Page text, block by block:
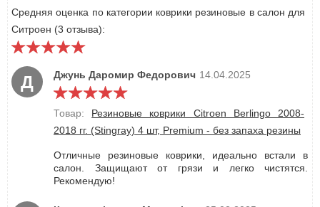
Средняя оценка по категории коврики резиновые в салон для
Ситроен (3 отзыва):
Д Джунь Даромир Федорович 14.04.2025
Товар: Резиновые коврики Citroen Berlingo 2008-
2018 гг. (Stingray) 4 шт, Premium - без запаха резины
Отличные резиновые коврики, идеально встали в
салон. Защищают от грязи и легко чистятся.
Рекомендую!